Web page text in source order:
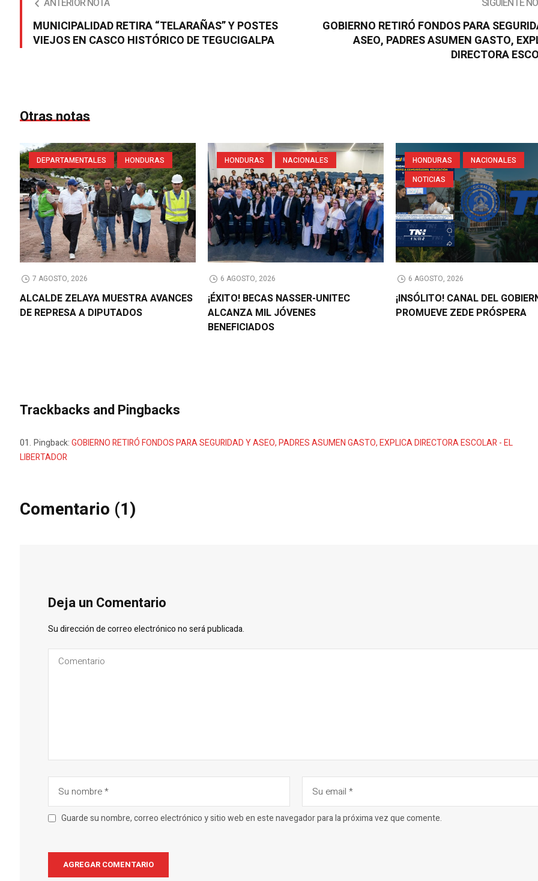
ANTERIOR NOTA
MUNICIPALIDAD RETIRA “TELARAÑAS” Y POSTES
VIEJOS EN CASCO HISTÓRICO DE TEGUCIGALPA
SIGUIENTE
GOBIERNO RETIRÓ FONDOS PARA
ASEO, PADRES ASUMEN GASTO,
DIRECTORA
Otras notas
DEPARTAMENTALES HONDURAS
7 AGOSTO, 2026
ALCALDE ZELAYA MUESTRA AVANCES
DE REPRESA A DIPUTADOS
HONDURAS NACIONALES
6 AGOSTO, 2026
¡ÉXITO! BECAS NASSER-UNITEC
ALCANZA MIL JÓVENES
BENEFICIADOS
HONDURAS
NACIONALES
NOTICIAS
6 AGOSTO, 2026
¡INSÓLITO! CANAL DEL
PROMUEVE ZEDE PRÓSPERA
Trackbacks and Pingbacks
Pingback:GOBIERNO RETIRÓ FONDOS PARA SEGURIDAD Y ASEO, PADRES ASUMEN GASTO, EXPLICA DIRECTORA ESCOLAR - EL
LIBERTADOR
Comentario (1)
Deja un Comentario
Su dirección de correo electrónico no será publicada.
Guarde su nombre, correo electrónico y sitio web en este navegador para la próxima vez que comente.